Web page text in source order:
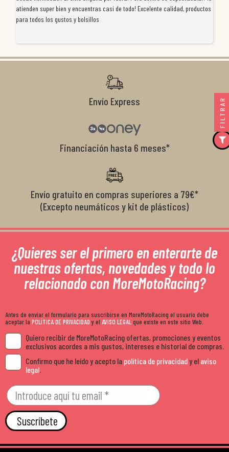
atienden super bien y encuentras casi de todo! Excelente calidad, productos
para todos los gustos y bolsillos
Envío Express
Financiación hasta 6 meses*
Envío gratuito en compras superiores a 79€*
(Excepto neumáticos y kit de plásticos)
¿Quieres ser el primero en enterarte de
nuestras ofertas, novedades y todo lo
relacionado con MoreMotoRacing?
Antes de enviar el formulario para suscribirse en MoreMotoRacing el usuario debe
aceptar la POLÍTICA DE PRIVACIDADy el AVISO LEGALque existe en este sitio Web.
Quiero recibir de MoreMotoRacing ofertas, promociones y eventos
exclusivos acordes a mis gustos, intereses e historial de compras.
Confirmo que he leído y acepto la política de privacidady el aviso
legal
Suscríbete
FILTRAR